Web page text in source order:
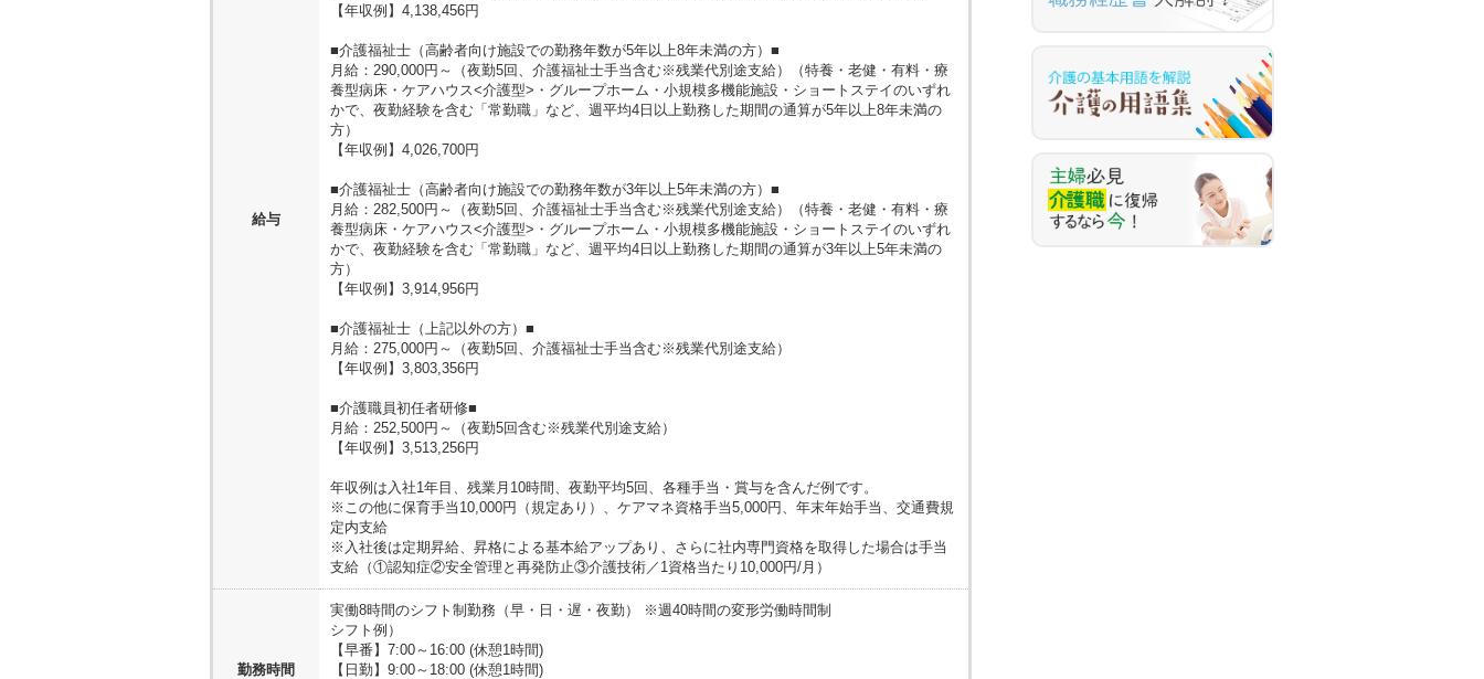
給与
【年収例】4,138,456円
■介護福祉士（高齢者向け施設での勤務年数が5年以上8年未満の方）■
月給：290,000円～（夜勤5回、介護福祉士手当含む※残業代別途支給）（特養・老健・有料・療
養型病床・ケアハウス<介護型>・グループホーム・小規模多機能施設・ショートステイのいずれ
かで、夜勤経験を含む「常勤職」など、週平均4日以上勤務した期間の通算が5年以上8年未満の
方）
【年収例】4,026,700円
■介護福祉士（高齢者向け施設での勤務年数が3年以上5年未満の方）■
月給：282,500円～（夜勤5回、介護福祉士手当含む※残業代別途支給）（特養・老健・有料・療
養型病床・ケアハウス<介護型>・グループホーム・小規模多機能施設・ショートステイのいずれ
かで、夜勤経験を含む「常勤職」など、週平均4日以上勤務した期間の通算が3年以上5年未満の
方）
【年収例】3,914,956円
■介護福祉士（上記以外の方）■
月給：275,000円～（夜勤5回、介護福祉士手当含む※残業代別途支給）
【年収例】3,803,356円
■介護職員初任者研修■
月給：252,500円～（夜勤5回含む※残業代別途支給）
【年収例】3,513,256円
年収例は入社1年目、残業月10時間、夜勤平均5回、各種手当・賞与を含んだ例です。
※この他に保育手当10,000円（規定あり）、ケアマネ資格手当5,000円、年末年始手当、交通費規
定内支給
※入社後は定期昇給、昇格による基本給アップあり、さらに社内専門資格を取得した場合は手当
支給（①認知症②安全管理と再発防止③介護技術／1資格当たり10,000円/月）
勤務時間
実働8時間のシフト制勤務（早・日・遅・夜勤） ※週40時間の変形労働時間制
シフト例）
【早番】7:00～16:00 (休憩1時間)
【日勤】9:00～18:00 (休憩1時間)